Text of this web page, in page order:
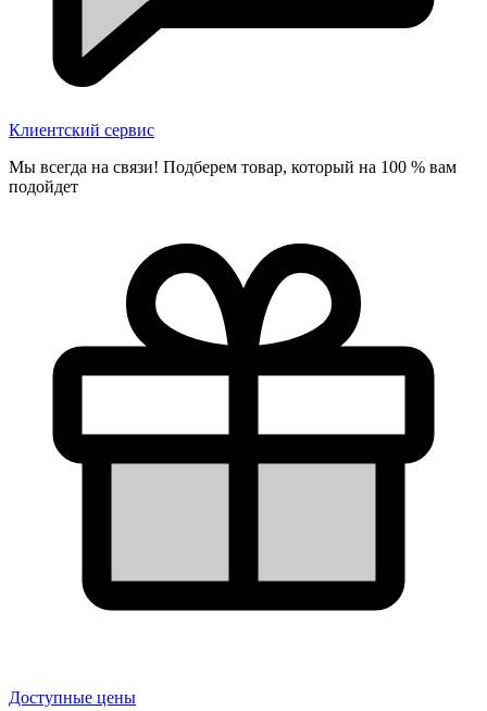
Клиентский сервис
Мы всегда на связи! Подберем товар, который на 100 % вам
подойдет
Доступные цены